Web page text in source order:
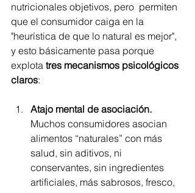
nutricionales objetivos, pero  permiten
que el consumidor caiga en la
"heurística de que lo natural es mejor",
y esto básicamente pasa porque
explota tres mecanismos psicológicos
claros:
Atajo mental de asociación.
Muchos consumidores asocian
alimentos “naturales” con más
salud, sin aditivos, ni
conservantes, sin ingredientes
artificiales, más sabrosos, fresco,